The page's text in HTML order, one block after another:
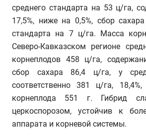
среднего стандарта на 53 ц/га,
17,5%, ниже на 0,5%, сбор
стандарта на 7 ц/га. Масса
Северо-Кавказском регионе
корнеплодов 458 ц/га,
сбор сахара 86,4 ц/га, у
соответственно 381 ц/га,
корнеплода 551 г. Гибрид
церкоспорозом, устойчив к
аппарата и корневой системы.